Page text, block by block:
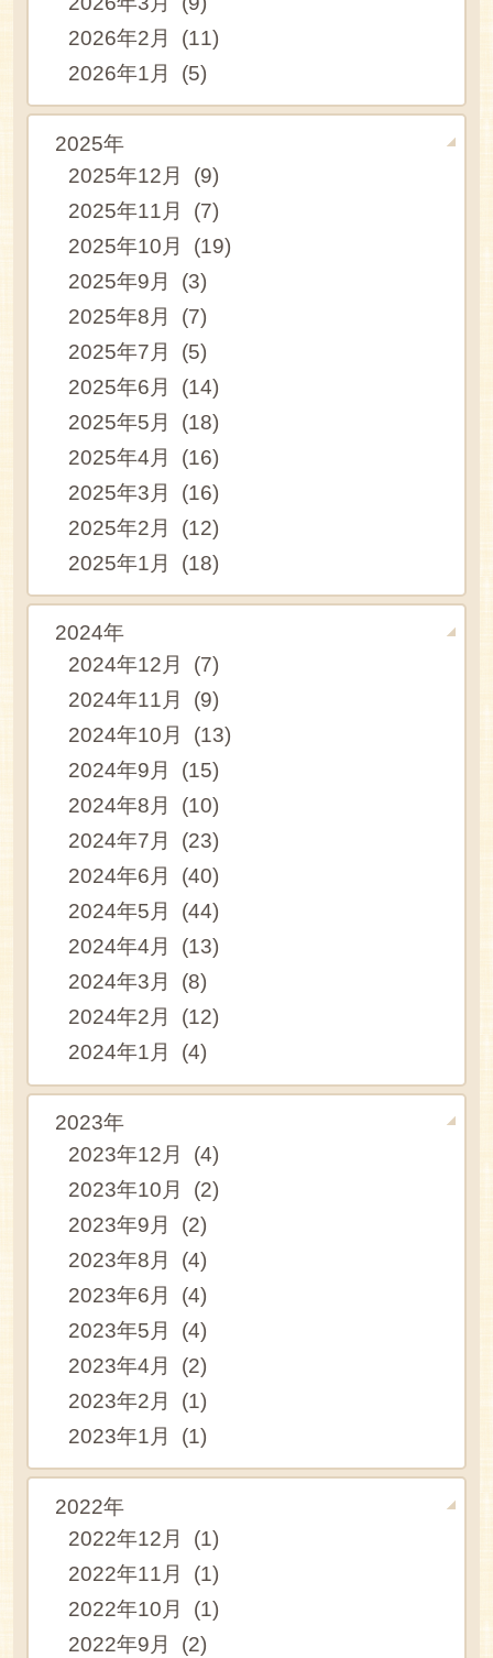
2026年2月 (11)
2026年1月 (5)
2025年
2025年12月 (9)
2025年11月 (7)
2025年10月 (19)
2025年9月 (3)
2025年8月 (7)
2025年7月 (5)
2025年6月 (14)
2025年5月 (18)
2025年4月 (16)
2025年3月 (16)
2025年2月 (12)
2025年1月 (18)
2024年
2024年12月 (7)
2024年11月 (9)
2024年10月 (13)
2024年9月 (15)
2024年8月 (10)
2024年7月 (23)
2024年6月 (40)
2024年5月 (44)
2024年4月 (13)
2024年3月 (8)
2024年2月 (12)
2024年1月 (4)
2023年
2023年12月 (4)
2023年10月 (2)
2023年9月 (2)
2023年8月 (4)
2023年6月 (4)
2023年5月 (4)
2023年4月 (2)
2023年2月 (1)
2023年1月 (1)
2022年
2022年12月 (1)
2022年11月 (1)
2022年10月 (1)
2022年9月 (2)